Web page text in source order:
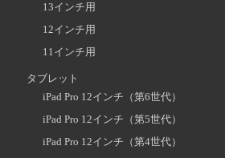
13インチ用
12インチ用
11インチ用
タブレット
iPad Pro 12インチ（第6世代）
iPad Pro 12インチ（第5世代）
iPad Pro 12インチ（第4世代）